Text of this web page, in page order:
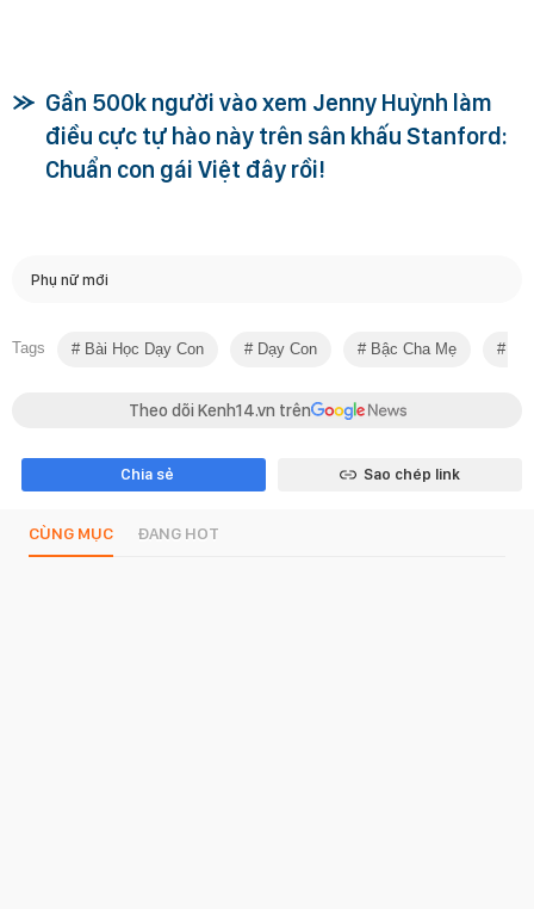
Gần 500k người vào xem Jenny Huỳnh làm
điều cực tự hào này trên sân khấu Stanford:
Chuẩn con gái Việt đây rồi!
Phụ nữ mới
Tags Bài Học Dạy Con Dạy Con Bậc Cha Mẹ
Theo dõi Kenh14.vn trên
Chia sẻ Sao chép link
CÙNG MỤC ĐANG HOT